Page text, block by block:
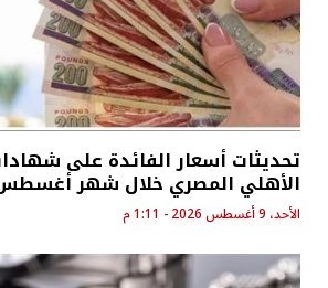
تحديثات أسعار الفائدة على
الأهلي المصري خلال شهر أغسطس
الأحد، 9 أغسطس 2026 - 1:11 م